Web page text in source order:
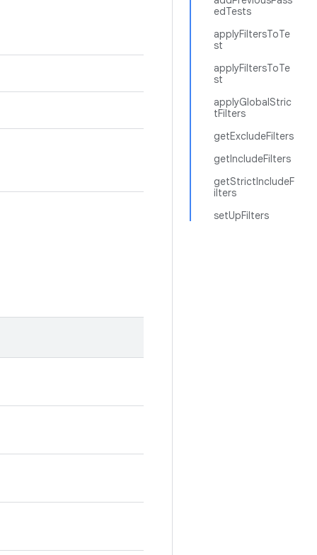
edTests
applyFiltersToTe
st
applyFiltersToTe
st
applyGlobalStric
tFilters
getExcludeFilters
getIncludeFilters
getStrictIncludeF
ilters
setUpFilters